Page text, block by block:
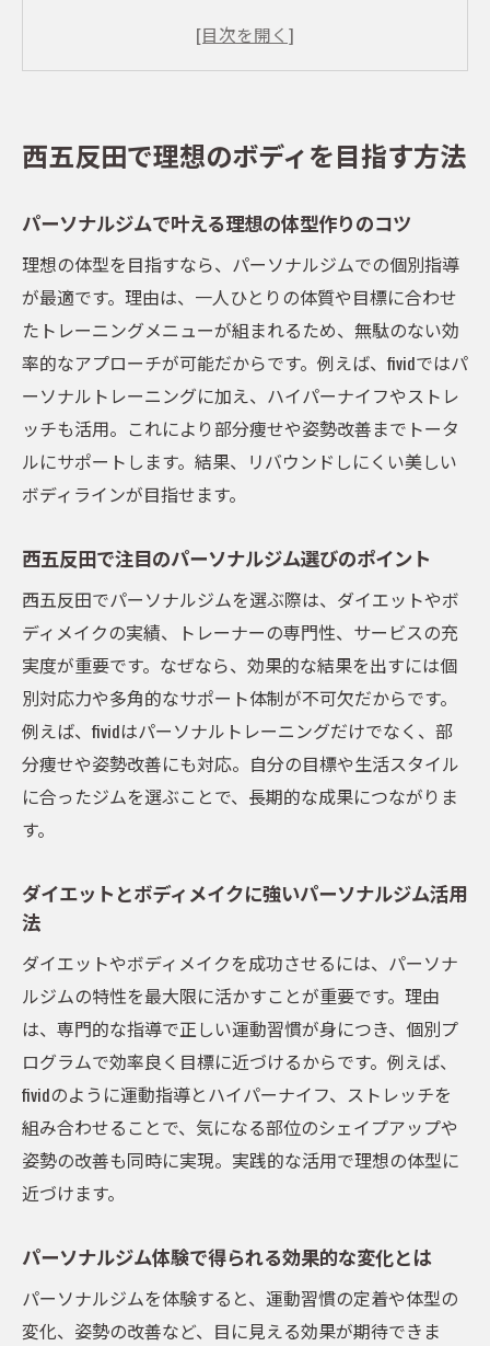
西五反田で注目のパーソナルジム選びのポ
パーソナルジム体験で得られる効果的な変
五反田エリアでおすすめのパーソナルジム
事情
パーソナルジムで続く運動習慣と姿勢改善
の秘訣
女性に人気のパーソナルジム活用術
女性専用パーソナルジムの魅力とサポート
体制
五反田で女性に選ばれるパーソナルジムの
特徴
パーソナルジムが女性のダイエットを支え
女性におすすめのパーソナルトレーニング
パーソナルジムで叶える美しいボディメイ
ク術
女性目線で選ぶ五反田パーソナルジムの比
較法
習慣
ニング法
パーソナルジムで続ける運動と食事管理の
コツ
西五反田でおすすめの運動習慣サポート術
専門トレーナーが教えるリバウンド対策
ボディメイクを叶える持続可能な運動習慣
ボディメイクに強いパーソナルトレーニング体
パーソナルジムのボディメイク特化プログ
ラムとは
理想のラインを作るパーソナルトレーニン
西五反田で理想のボディを目指す方法
パーソナルジムで叶える理想の体型作りのコツ
理想の体型を目指すなら、パーソナルジムでの個別指導
が最適です。理由は、一人ひとりの体質や目標に合わせ
たトレーニングメニューが組まれるため、無駄のない効
率的なアプローチが可能だからです。例えば、fividではパ
ーソナルトレーニングに加え、ハイパーナイフやストレ
ッチも活用。これにより部分痩せや姿勢改善までトータ
ルにサポートします。結果、リバウンドしにくい美しい
ボディラインが目指せます。
西五反田で注目のパーソナルジム選びのポイント
西五反田でパーソナルジムを選ぶ際は、ダイエットやボ
ディメイクの実績、トレーナーの専門性、サービスの充
実度が重要です。なぜなら、効果的な結果を出すには個
別対応力や多角的なサポート体制が不可欠だからです。
例えば、fividはパーソナルトレーニングだけでなく、部
分痩せや姿勢改善にも対応。自分の目標や生活スタイル
に合ったジムを選ぶことで、長期的な成果につながりま
す。
ダイエットとボディメイクに強いパーソナルジム活用
法
ダイエットやボディメイクを成功させるには、パーソナ
ルジムの特性を最大限に活かすことが重要です。理由
は、専門的な指導で正しい運動習慣が身につき、個別プ
ログラムで効率良く目標に近づけるからです。例えば、
fividのように運動指導とハイパーナイフ、ストレッチを
組み合わせることで、気になる部位のシェイプアップや
姿勢の改善も同時に実現。実践的な活用で理想の体型に
近づけます。
パーソナルジム体験で得られる効果的な変化とは
パーソナルジムを体験すると、運動習慣の定着や体型の
変化、姿勢の改善など、目に見える効果が期待できま